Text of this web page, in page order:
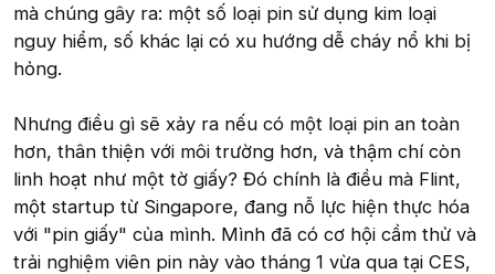
mà chúng gây ra: một số loại pin sử dụng kim loại
nguy hiểm, số khác lại có xu hướng dễ cháy nổ khi bị
hỏng.
Nhưng điều gì sẽ xảy ra nếu có một loại pin an toàn
hơn, thân thiện với môi trường hơn, và thậm chí còn
linh hoạt như một tờ giấy? Đó chính là điều mà Flint,
một startup từ Singapore, đang nỗ lực hiện thực hóa
với "pin giấy" của mình. Mình đã có cơ hội cầm thử và
trải nghiệm viên pin này vào tháng 1 vừa qua tại CES,